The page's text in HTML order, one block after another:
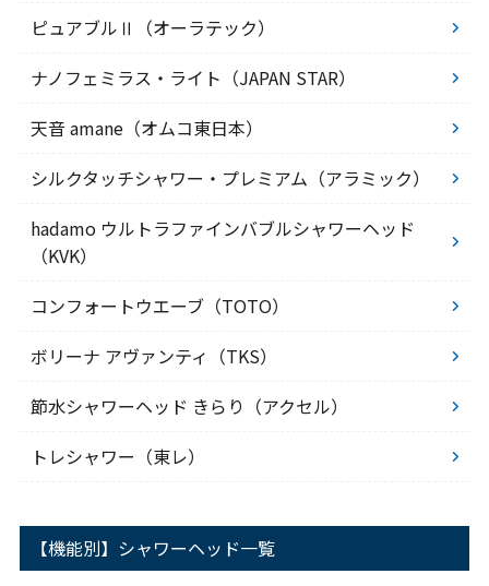
ピュアブルⅡ（オーラテック）
ナノフェミラス・ライト（JAPAN STAR）
天音 amane（オムコ東日本）
シルクタッチシャワー・プレミアム（アラミック）
hadamo ウルトラファインバブルシャワーヘッド
（KVK）
コンフォートウエーブ（TOTO）
ボリーナ アヴァンティ（TKS）
節水シャワーヘッド きらり（アクセル）
トレシャワー（東レ）
【機能別】シャワーヘッド一覧